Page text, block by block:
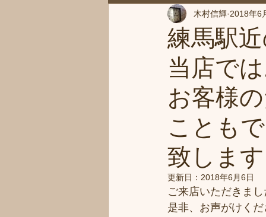
練馬駅
当店で
お客様
ことも
致しま
木村信輝 2018年6
更新日： 2018年6月6日
ご来店いただきま
是非、お声がけく